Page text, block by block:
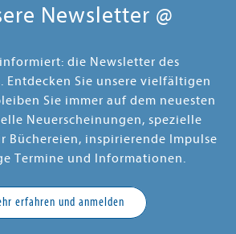
Newsletter @
die Newsletter des
Entdecken Sie unsere vielfältigen
Sie immer auf dem neuesten
Neuerscheinungen, spezielle
Büchereien, inspirierende Impulse
Termine und Informationen.
erfahren und anmelden